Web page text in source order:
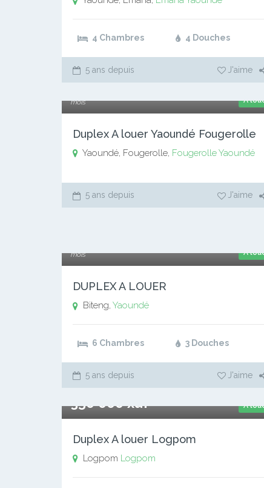
4 Chambres 4 Douches
5 ans depuis J'aime
A
mois
Duplex A louer Yaoundé Fougerolle
Yaoundé, Fougerolle, FougerolleYaoundé
5 ans depuis J'aime
A
mois
DUPLEX A LOUER
Biteng, Yaoundé
6 Chambres 3 Douches
5 ans depuis J'aime
A
350 000 xaf
Duplex A louer Logpom
Logpom Logpom